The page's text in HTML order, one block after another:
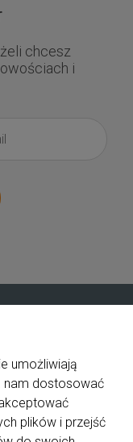
chcesz
i
umożliwiają
nam dostosować
plików i przejść